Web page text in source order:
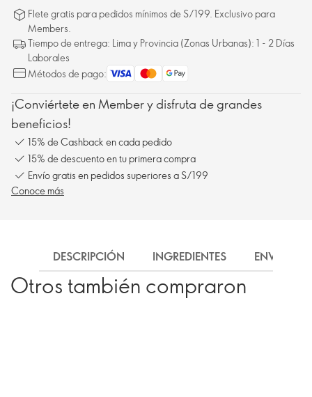
Flete gratis para pedidos mínimos de S/199. Exclusivo para
Members.
Tiempo de entrega: Lima y Provincia (Zonas Urbanas): 1 - 2 Días
Laborales
Métodos de pago:
¡Conviértete en Member y disfruta de grandes
beneficios!
15% de Cashback en cada pedido
15% de descuento en tu primera compra
Envío gratis en pedidos superiores a S/199
Conoce más
DESCRIPCIÓN INGREDIENTES ENVÍO
Otros también compraron